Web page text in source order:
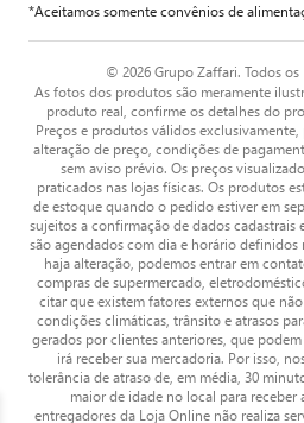
*Aceitamos somente convênios de
© 2026 Grupo Zaffari. Todos os
As fotos dos produtos são meramente
produto real, confirme os detalhes do
Preços e produtos válidos
alteração de preço, condições de
sem aviso prévio. Os preços
praticados nas lojas físicas. Os produtos
de estoque quando o pedido estiver em
sujeitos a confirmação de dados cadastrais
são agendados com dia e horário definidos
haja alteração, podemos entrar em
compras de supermercado,
citar que existem fatores externos que
condições climáticas, trânsito e atrasos
gerados por clientes anteriores, que
irá receber sua mercadoria. Por isso,
tolerância de atraso de, em média, 30
maior de idade no local para receber
entregadores da Loja Online não realiza